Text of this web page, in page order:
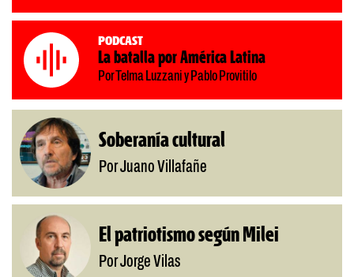
Podcast
La batalla por América Latina
Por Telma Luzzani y Pablo Provitilo
Soberanía cultural
Por Juano Villafañe
El patriotismo según Milei
Por Jorge Vilas